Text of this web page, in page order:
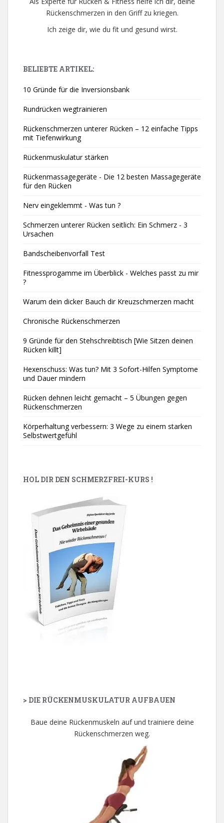
Rückenschmerzen in den Griff zu kriegen.
Ich zeige dir, wie du fit und gesund wirst.
BELIEBTE ARTIKEL:
10 Gründe für die Inversionsbank
Rundrücken wegtrainieren
Rückenschmerzen unterer Rücken – 12 einfache Tipps
mit Tiefenwirkung
Rückenmuskulatur stärken
Rückenmassagegeräte - Die 12 besten Massagegeräte
für den Rücken
Nerv eingeklemmt - Was tun ?
Schmerzen unterer Rücken seitlich: Ein Schmerz - 3
Ursachen
Bandscheibenvorfall Test
Fitnessprogamme im Überblick - Welches passt zu mir
?
Warum dein dicker Bauch dir Kreuzschmerzen macht
Chronische Rückenschmerzen
9 Gründe für den Stehschreibtisch [Wie Sitzen deinen
Rücken killt]
Hexenschuss: Was tun? Mit 3 Sofort-Hilfen Symptome
und Dauer mindern
Rücken dehnen leicht gemacht – 5 Übungen gegen
Rückenschmerzen
Körperhaltung verbessern: 3 Wege zu einem starken
Selbstwertgefühl
HOL DIR DEN SCHMERZFREI-KURS !
> DIE RÜCKENMUSKULATUR AUFBAUEN
Baue deine Rückenmuskeln auf und trainiere deine
Rückenschmerzen weg.